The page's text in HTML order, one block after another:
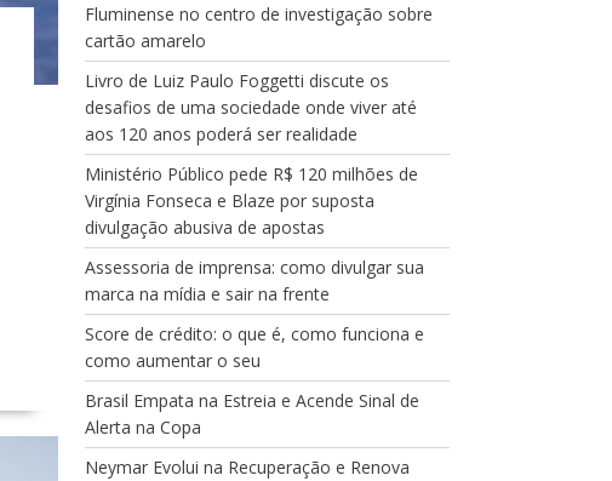
Fluminense no centro de investigação sobre
cartão amarelo
Livro de Luiz Paulo Foggetti discute os
desafios de uma sociedade onde viver até
aos 120 anos poderá ser realidade
Ministério Público pede R$ 120 milhões de
Virgínia Fonseca e Blaze por suposta
divulgação abusiva de apostas
Assessoria de imprensa: como divulgar sua
marca na mídia e sair na frente
Score de crédito: o que é, como funciona e
como aumentar o seu
Brasil Empata na Estreia e Acende Sinal de
Alerta na Copa
Neymar Evolui na Recuperação e Renova